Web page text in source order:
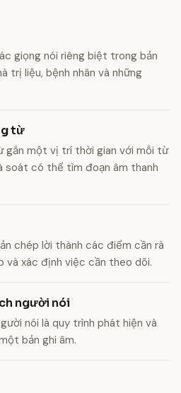
giọng nói riêng biệt trong bản
trị liệu, bệnh nhân và những
từ
gắn một vị trí thời gian với mỗi từ
soát có thể tìm đoạn âm thanh
chép lời thành các điểm cần rà
và xác định việc cần theo dõi.
người nói
nói là quy trình phát hiện và
bản ghi âm.